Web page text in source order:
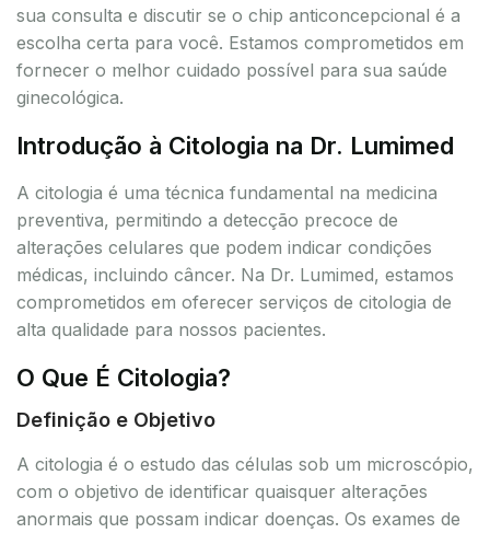
sua consulta e discutir se o chip anticoncepcional é a
escolha certa para você. Estamos comprometidos em
fornecer o melhor cuidado possível para sua saúde
ginecológica.
Introdução à Citologia na Dr. Lumimed
A citologia é uma técnica fundamental na medicina
preventiva, permitindo a detecção precoce de
alterações celulares que podem indicar condições
médicas, incluindo câncer. Na Dr. Lumimed, estamos
comprometidos em oferecer serviços de citologia de
alta qualidade para nossos pacientes.
O Que É Citologia?
Definição e Objetivo
A citologia é o estudo das células sob um microscópio,
com o objetivo de identificar quaisquer alterações
anormais que possam indicar doenças. Os exames de